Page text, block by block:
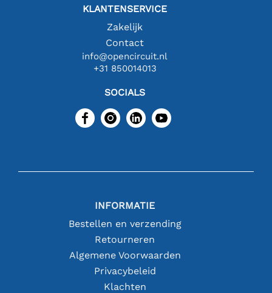
KLANTENSERVICE
Zakelijk
Contact
info@opencircuit.nl
+31 850014013
SOCIALS
INFORMATIE
Bestellen en verzending
Retourneren
Algemene Voorwaarden
Privacybeleid
Klachten